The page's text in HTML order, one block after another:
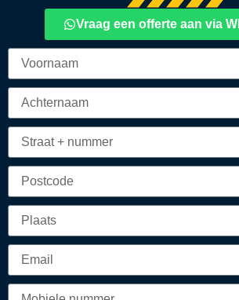
Vraag een offerte aan via